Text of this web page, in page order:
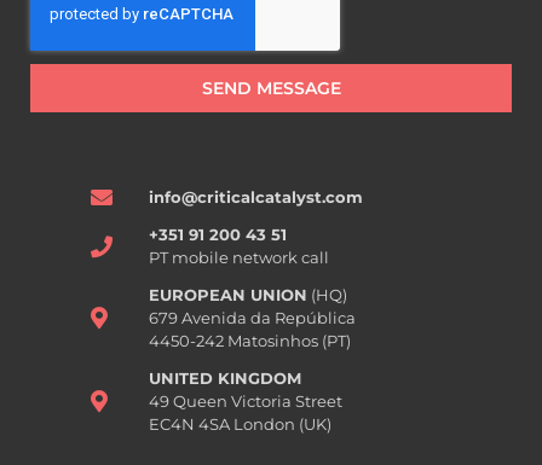
SEND MESSAGE
info@criticalcatalyst.com
+351 91 200 43 51
PT mobile network call
EUROPEAN UNION (HQ)
679 Avenida da República
4450-242 Matosinhos (PT)
UNITED KINGDOM
49 Queen Victoria Street
EC4N 4SA London (UK)